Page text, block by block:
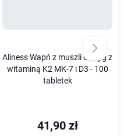
Aliness Wapń z muszli ostryg z
witaminą K2 MK-7 i D3 - 100
tabletek
41,90 zł